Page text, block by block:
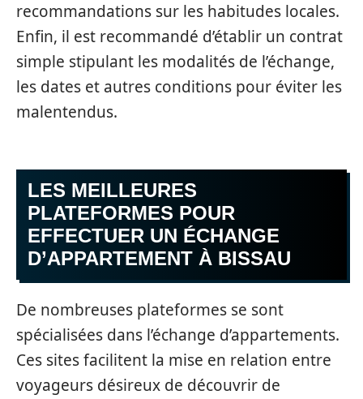
recommandations sur les habitudes locales.
Enfin, il est recommandé d’établir un contrat
simple stipulant les modalités de l’échange,
les dates et autres conditions pour éviter les
malentendus.
LES MEILLEURES
PLATEFORMES POUR
EFFECTUER UN ÉCHANGE
D’APPARTEMENT À BISSAU
De nombreuses plateformes se sont
spécialisées dans l’échange d’appartements.
Ces sites facilitent la mise en relation entre
voyageurs désireux de découvrir de